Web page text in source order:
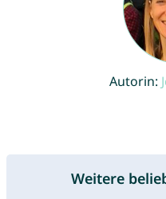
Autorin:
Weitere